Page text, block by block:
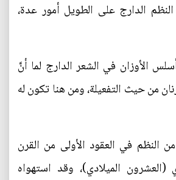
الدارج على الطويل أمور عدة،
الأوزان في الشعر الدارج لما أنَّ
من حيث التفعيلة، ومن هنا تكون له
النظم في العقود الأولى من القرن
(العشرون الميلادي)، وقد استهواه